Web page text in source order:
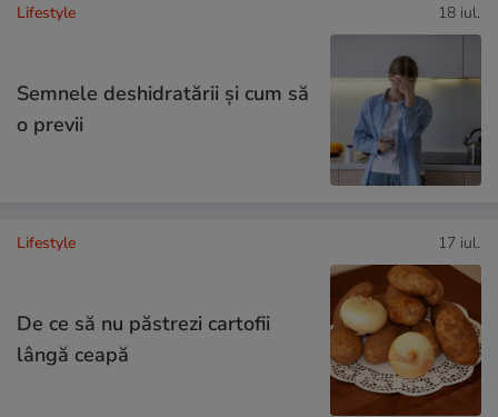
Lifestyle 18 iul.
Semnele deshidratării și cum să
o previi
Lifestyle 17 iul.
De ce să nu păstrezi cartofii
lângă ceapă